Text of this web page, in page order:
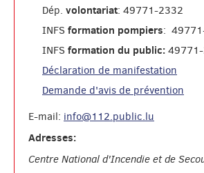
Dép. volontariat: 49771-2332
INFS formation pompiers:
INFS formation du public:
Déclaration de manifestation
Demande d'avis de prévention
E-mail: info@112.public.lu
Adresses:
Centre National d'Incendie et de